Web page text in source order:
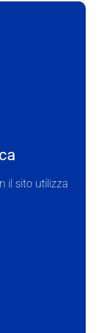
il sito utilizza